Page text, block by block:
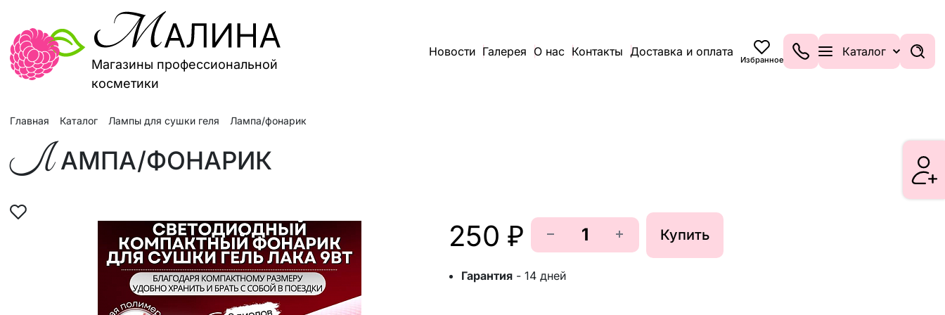
Магазины профессиональной
косметики
Новости Галерея О нас Контакты Доставка и оплата
Избранное
Каталог
Главная Каталог Лампы для сушки геля Лампа/фонарик
Л АМПА/ФОНАРИК
250 ₽ Купить
Гарантия - 14 дней